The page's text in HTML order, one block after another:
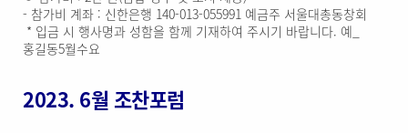
- 참가비 계좌 : 신한은행 140-013-055991 예금주 서울대총동창회
* 입금 시 행사명과 성함을 함께 기재하여 주시기 바랍니다. 예_
홍길동5월수요
2023. 6월 조찬포럼